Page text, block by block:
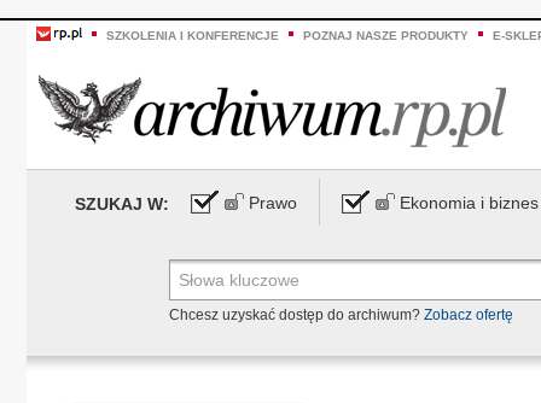
SZKOLENIA I KONFERENCJE POZNAJ NASZE PRODUKTY E-
SZUKAJ W: Prawo Ekonomia i biznes
Chcesz uzyskać dostęp do archiwum? Zobacz ofertę